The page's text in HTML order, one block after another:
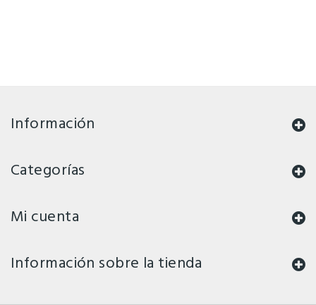
Información
Categorías
Mi cuenta
Información sobre la tienda